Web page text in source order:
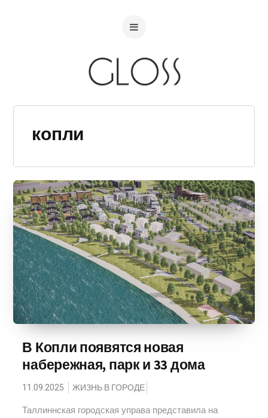
копли
В Копли появятся новая
набережная, парк и 33 дома
11.09.2025 ЖИЗНЬ В ГОРОДЕ
Таллиннская городская управа представила на